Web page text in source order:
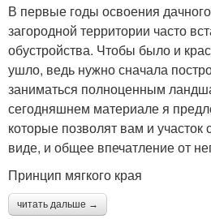
В первые годы освоения
загородной территории часто
обустройства. Чтобы было и
ушло, ведь нужно сначала
заниматься полноценным
сегодняшнем материале я
которые позволят вам и
виде, и общее впечатление от
Принцип мягкого края
читать дальше →